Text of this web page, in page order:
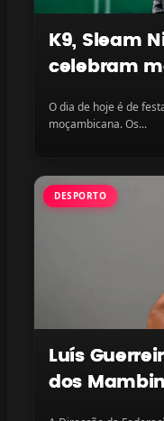
K9, Sleam
celebram
O dia de hoje é de
moçambicana. Os...
DESPORTO
Luís
dos